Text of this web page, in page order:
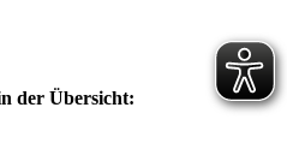
der Übersicht: